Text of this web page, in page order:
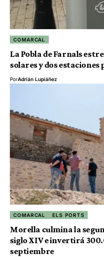
COMARCAL
La Pobla de Farnals
solares y dos
PorAdrián Lupiáñez
COMARCAL ELS PORTS
Morella culmina la
siglo XIV e invertirá
septiembre